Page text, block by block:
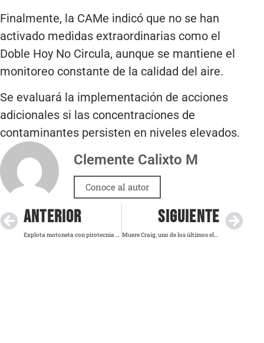
Finalmente, la CAMe indicó que no se han
activado medidas extraordinarias como el
Doble Hoy No Circula, aunque se mantiene el
monitoreo constante de la calidad del aire.
Se evaluará la implementación de acciones
adicionales si las concentraciones de
contaminantes persisten en niveles elevados.
Clemente Calixto M
Conoce al autor
ANTERIOR
Explota motoneta con pirotecnia en Jilotepec; joven resulta gravemente herido
SIGUIENTE
Muere Craig, uno de los últimos elefantes de colmillos gigantes de África